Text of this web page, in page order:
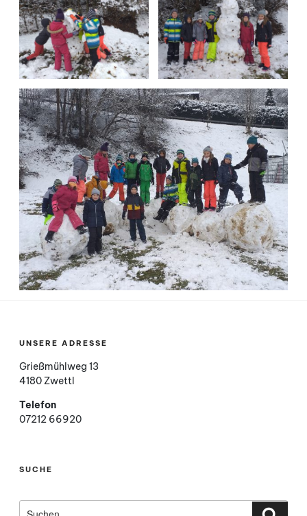
UNSERE ADRESSE
Grießmühlweg 13
4180 Zwettl
Telefon
07212 66920
SUCHE
Suchen
nach: